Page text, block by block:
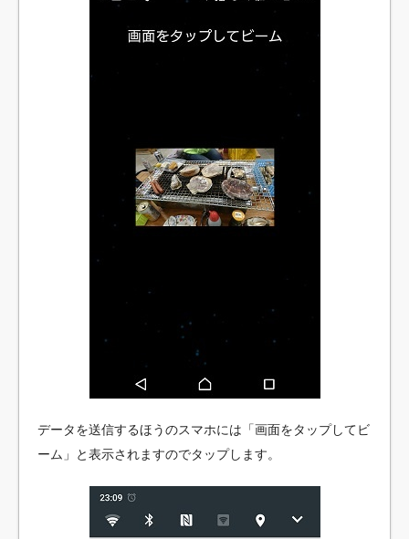
データを送信するほうのスマホには「画面をタップしてビ
ーム」と表示されますのでタップします。